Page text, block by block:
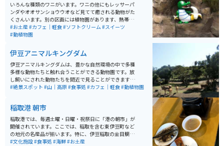
いろんな種類のワニがいます。ワニの他にもレッサーパ
ンダやオオサンショウウオなど見てて癒される動物がた
くさんいます。別の区画には植物園があります、熱帯植
物のため全て温室ハウス内です。大きなスペースに多く
のハス池が設置されておりとても綺麗です。他にも珍し
はバナナが使われていてどれも美味しいです。マスコッ
トであるワニのお土産グッズも絶妙なデザインで欲しく
なります。少し時間のある際の暇つぶしとしてピッタリ
な場所です。
#お土産#カフェ｜軽食#ソフトクリーム#スイーツ
#動植物園
伊豆アニマルキングダム
伊豆アニマルキングダムは、豊かな自然環境の中で多種
多様な動物たちと触れ合うことができる動物園です。放
し飼いにされた動物たちを間近で見ることができます。
特にホワイトタイガーやキリン、カピバラなど、珍しい
中楽しむことが可能です。伊豆稲取温泉の高台にあるの
で、天気が良い日には太平洋に浮かぶ伊豆七島を一望で
きるので、景色も楽しめるレジャー施設です。
#絶景スポット #山｜高原#食事処 #カフェ｜軽食#動植物園
稲取港 朝市
稲取港では、毎週土曜・日曜・祝祭日に「港の朝市」が
開催されています。ここでは、稲取を含む東伊豆町など
の地元の名産品が揃います。特に、伊豆稲取の金目鯛な
どの焼き魚や釜飯は安く食べられます。 また、野菜や果
#文化施設#食事処 #海鮮#お土産